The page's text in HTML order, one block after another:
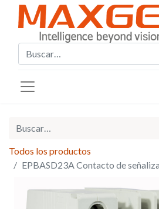
Todos los productos
EPBASD23A Contacto de